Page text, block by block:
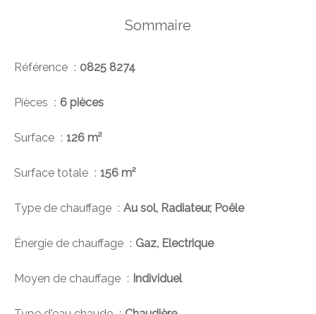
Sommaire
Référence 0825 8274
Pièces 6 pièces
Surface 126 m²
Surface totale 156 m²
Type de chauffage Au sol, Radiateur, Poêle
Énergie de chauffage Gaz, Electrique
Moyen de chauffage Individuel